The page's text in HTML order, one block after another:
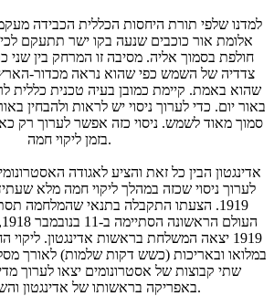
למדנו שלפי תורת היחסות הכללית הכבידה
אלומת אור כוכבים שנעה בקו ישר תתעקם
חולפת בסמוך אליה. מסיבה זו המרחק בין שני
צדדיה של השמש כפי שהוא נראה מכדור-הארץ
שהוא באמת. קיימת כמובן בעיה טכנית כללית
באור יום. כדי לערוך ניסוי יש לראות ולהבחין
סמוך מאוד לשמש. ניסוי כזה אפשר לערוך רק
בזמן ליקוי חמה.
אדינגטון הבין כל זאת והציע לאגודה
לערוך ניסוי שכזה במהלך ליקוי חמה מלא
1919. הצעתו התקבלה בתנאי שהמלחמה
1919 יצאה המשלחת בראשות אדינגטון.
במלואו ובאריכות (כשש דקות שלמות) לאורך
שתי קבוצות של אסטרונומים יצאו לערוך
באפריקה בראשותו של אדינגטון והשנייה בברזיל.